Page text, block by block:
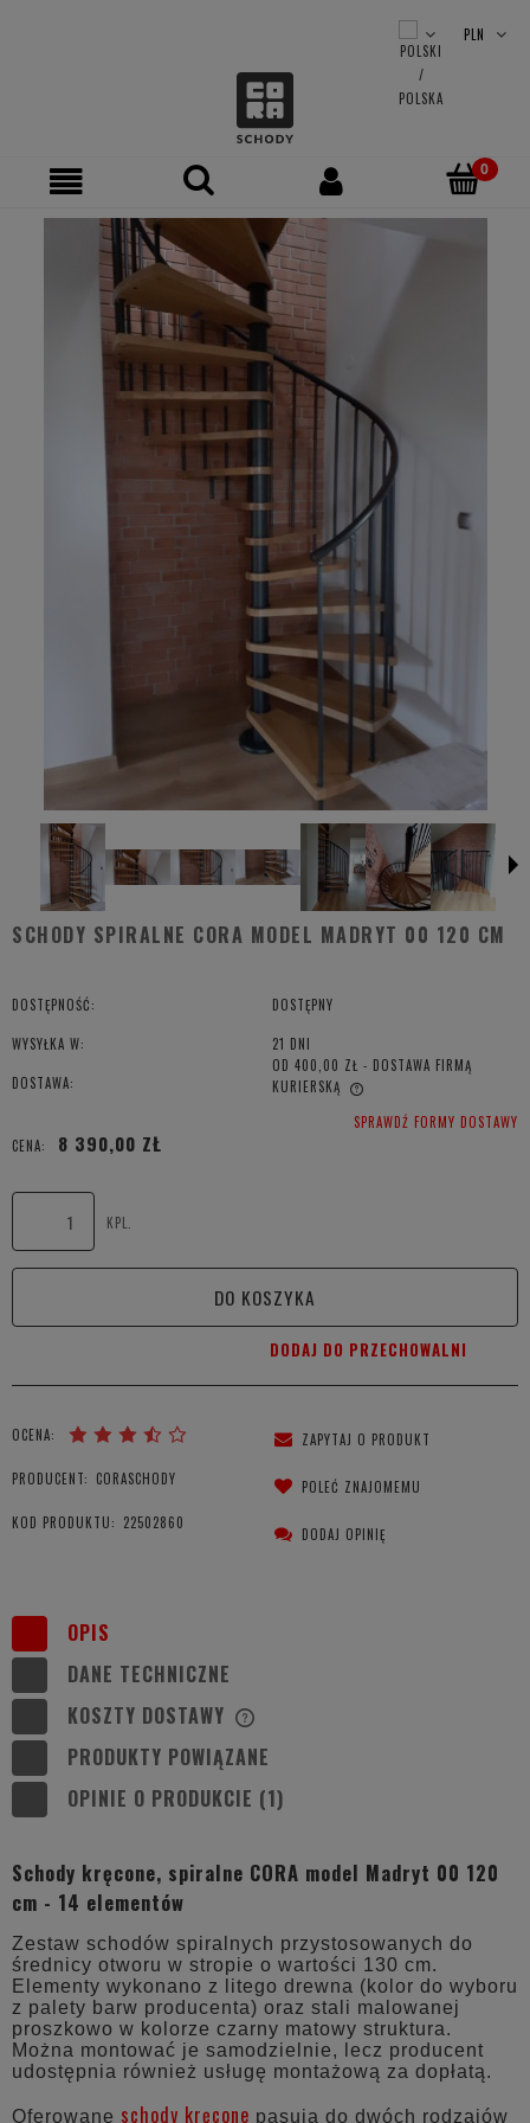
SCHODY SPIRALNE CORA MODEL MADRYT 00 120 CM
DOSTĘPNOŚĆ: DOSTĘPNY
WYSYŁKA W: 21 DNI
DOSTAWA:
OD 400,00 ZŁ - DOSTAWA FIRMĄ
KURIERSKĄ
CENA NIE ZAWIERA EWENTUALNYCH KOSZTÓW PŁATNOŚCISPRAWDŹ FORMY DOSTAWY
CENA:
8 390,00 ZŁ
KPL.
DO KOSZYKA
DODAJ DO PRZECHOWALNI
OCENA:
PRODUCENT: CORASCHODY
KOD PRODUKTU: 22502860
ZAPYTAJ O PRODUKT
POLEĆ ZNAJOMEMU
DODAJ OPINIĘ
OPIS
DANE TECHNICZNE
KOSZTY DOSTAWY
KOSZTÓW PŁATNOŚCI
PRODUKTY POWIĄZANE
OPINIE O PRODUKCIE (1)
Schody kręcone, spiralne CORA model Madryt 00 120
cm - 14 elementów
Zestaw schodów spiralnych przystosowanych do
średnicy otworu w stropie o wartości 130 cm.
Elementy wykonano z litego drewna (kolor do wyboru
z palety barw producenta) oraz stali malowanej
proszkowo w kolorze czarny matowy struktura.
Można montować je samodzielnie, lecz producent
udostępnia również usługę montażową za dopłatą.
Oferowane schody kręcone pasują do dwóch rodzajów